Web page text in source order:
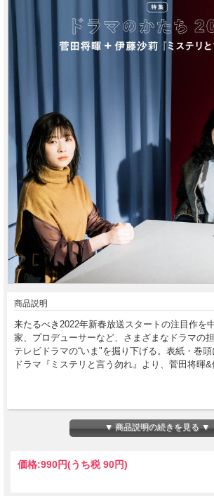
商品説明
来たるべき2022年新春放送スタートの注目作を
家、プロデューサーなど、さまざまなドラマの
テレビドラマの“いま"を掘り下げる。表紙・巻
ドラマ『ミステリと言う勿れ』より、菅田将暉&
2022年1月20日発行 ▼ 商品説明の続きを見る ▼
価格:990円(うち税 90円)